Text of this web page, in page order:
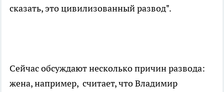
сказать, это цивилизованный развод".
Сейчас обсуждают несколько причин развода:
жена, например, считает, что Владимир